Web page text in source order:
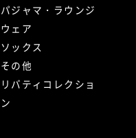
パジャマ・ラウンジ
ウェア
ソックス
その他
リバティコレクショ
ン